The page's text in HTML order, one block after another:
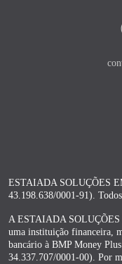
ESTAIADA SOLUÇÕES
43.198.638/0001-91).
A ESTAIADA
uma instituição financeira,
bancário à BMP Money
34.337.707/0001-00). Por